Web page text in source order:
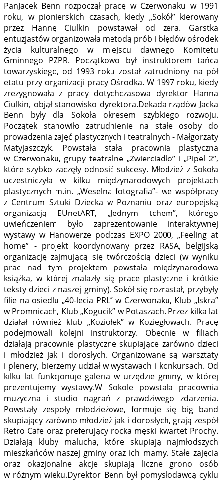
PanJacek Benn rozpoczął pracę w Czerwonaku w 1991
roku, w pionierskich czasach, kiedy „Sokół” kierowany
przez Hannę Ciulkin powstawał od zera. Garstka
entuzjastów organizowała metodą prób i błędów ośrodek
życia kulturalnego w miejscu dawnego Komitetu
Gminnego PZPR. Początkowo był instruktorem tańca
towarzyskiego, od 1993 roku został zatrudniony na pół
etatu przy organizacji pracy Ośrodka. W 1997 roku, kiedy
zrezygnowała z pracy dotychczasowa dyrektor Hanna
Ciulkin, objął stanowisko dyrektora.Dekada rządów Jacka
Benn były dla Sokoła okresem szybkiego rozwoju.
Początek stanowiło zatrudnienie na stałe osoby do
prowadzenia zajęć plastycznych i teatralnych - Małgorzaty
Matyjaszczyk. Powstała stała pracownia plastyczna
w Czerwonaku, grupy teatralne „Zwierciadło” i „Pipel 2”,
które szybko zaczęły odnosić sukcesy. Młodzież z Sokoła
uczestniczyła w kilku międzynarodowych projektach
plastycznych m.in. „Weselna fotografia”- we współpracy
z Centrum Sztuki Dziecka w Poznaniu oraz europejską
organizacją EUnetART, „Jednym tchem”, którego
uwieńczeniem było zaprezentowanie interaktywnej
wystawy w Hanowerze podczas EXPO 2000, „Feeling at
home” - projekt koordynowany przez RASA, belgijską
organizację zajmującą się twórczością dzieci (w wyniku
prac nad tym projektem powstała międzynarodowa
książka, w której znalazły się prace plastyczne i krótkie
teksty dzieci z naszej gminy). Sokół się rozrastał, przybyły
filie na osiedlu „40-lecia PRL” w Czerwonaku, Klub „Iskra”
w Promnicach, Klub „Kogucik” w Potaszach. Przez kilka lat
działał również klub „Koziołek” w Koziegłowach. Pracę
podejmowali kolejni instruktorzy. Obecnie w filiach
działają pracownie plastyczne skupiające zarówno dzieci
i młodzież jak i dorosłych. Organizowane są warsztaty
i plenery, bierzemy udział w wystawach i konkursach. Od
kilku lat funkcjonuje galeria w urzędzie gminy, w której
prezentujemy wystawy.W Sokole powstała pracownia
muzyczna i studio nagrań z prawdziwego zdarzenia.
Powstały zespoły młodzieżowe, formuje się big band
skupiający zarówno młodzież jak i dorosłych, grają zespół
Retro Cafe oraz preferujący rocka męski kwartet Prochy.
Działają kluby malucha, które skupiają najmłodszych
mieszkańców naszej gminy oraz ich mamy. Stałe zajęcia
oraz okazjonalne akcje skupiają liczne grono osób
w różnym wieku.Dyrektor Benn był pomysłodawcą cyklu